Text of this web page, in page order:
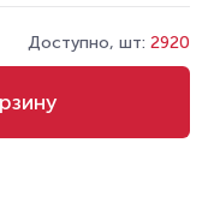
Доступно, шт: 2920